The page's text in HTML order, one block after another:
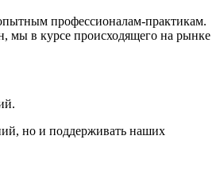
профессионалам-практикам.
мы в курсе происходящего на рынке
но и поддерживать наших